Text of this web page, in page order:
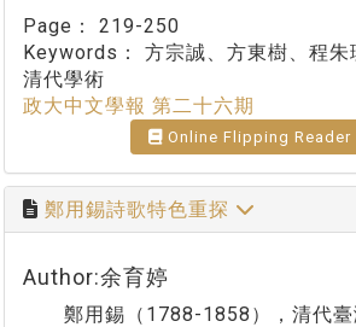
Page： 219-250
Keywords： 方宗誠、方東樹、程朱
清代學術
政大中文學報 第二十六期
Online Flipping Reader
鄭用錫詩歌特色重探
Author:余育婷
鄭用錫（1788-1858），清代臺